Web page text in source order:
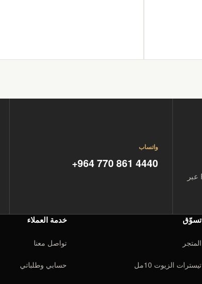
تواصل مباشرة مع فريق Royal Smells عبر
واتساب
+964 770 861 4440
تسوّق
المتجر
تيسترات الزيوت 10مل
خدمة العملاء
تواصل معنا
حسابي وطلباتي